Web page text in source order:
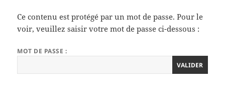
Ce contenu est protégé par un mot de passe. Pour le
voir, veuillez saisir votre mot de passe ci-dessous :
MOT DE PASSE :